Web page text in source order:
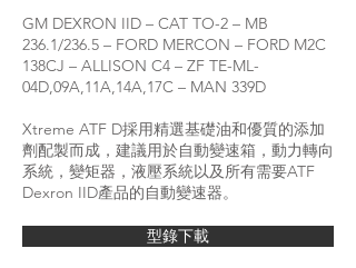
GM DEXRON IID – CAT TO-2 – MB
236.1/236.5 – FORD MERCON – FORD M2C
138CJ – ALLISON C4 – ZF TE-ML-
04D,09A,11A,14A,17C – MAN 339D
Xtreme ATF D採用精選基礎油和優質的添加
劑配製而成，建議用於自動變速箱，動力轉向
系統，變矩器，液壓系統以及所有需要ATF
Dexron IID產品的自動變速器。
型錄下載